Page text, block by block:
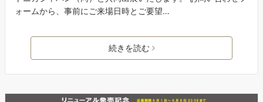
ォームから、事前にご来場日時とご要望…
続きを読む